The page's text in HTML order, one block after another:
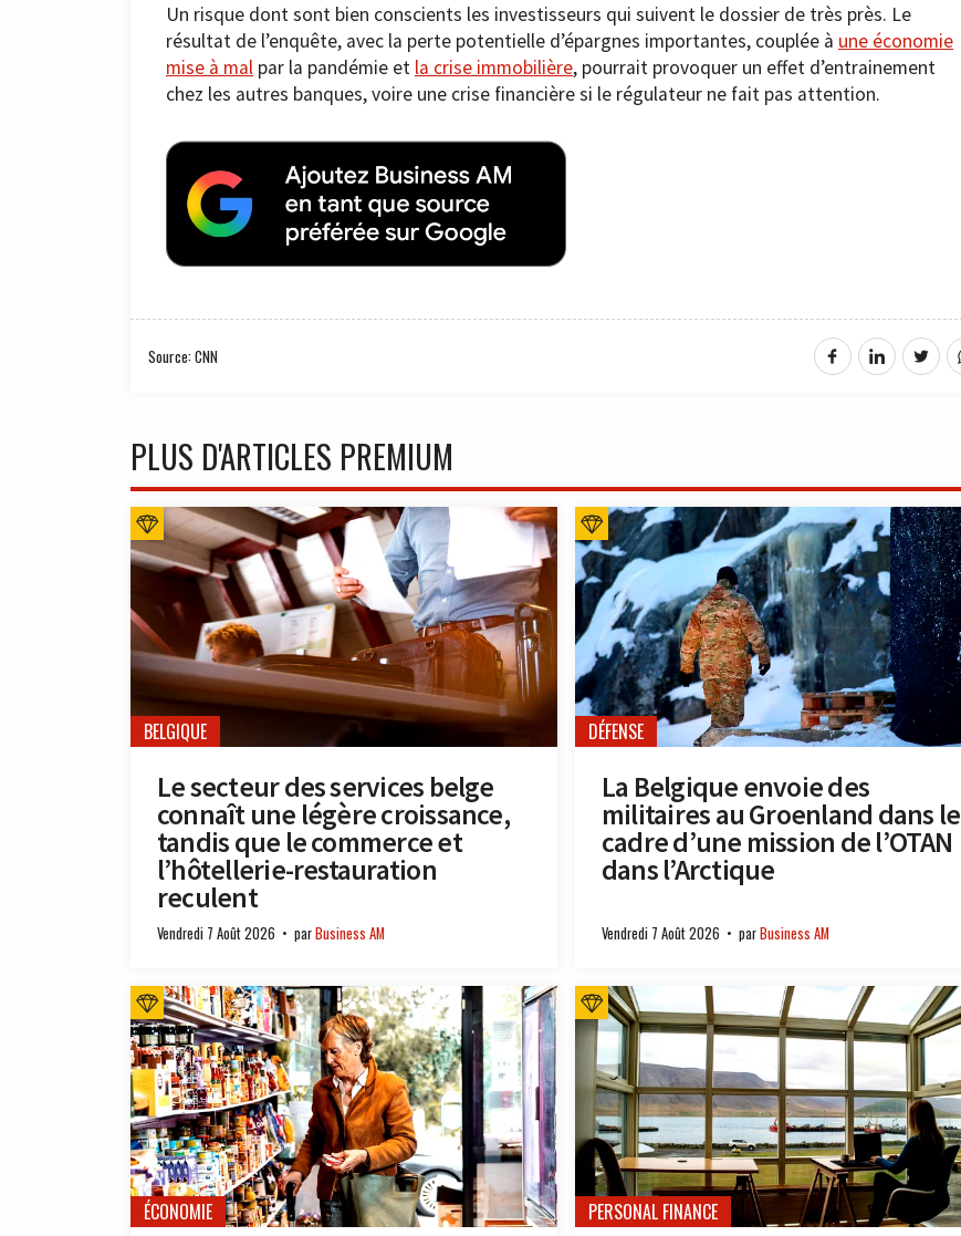
Un risque dont sont bien conscients les investisseurs qui suivent le dossier de très près. Le
résultat de l’enquête, avec la perte potentielle d’épargnes importantes, couplée à une économie
mise à mal par la pandémie et la crise immobilière, pourrait provoquer un effet d’entrainement
chez les autres banques, voire une crise financière si le régulateur ne fait pas attention.
Source: CNN
PLUS D'ARTICLES PREMIUM
BELGIQUE
Le secteur des services belge
connaît une légère croissance,
tandis que le commerce et
l’hôtellerie-restauration
reculent
Vendredi 7 Août 2026 parBusiness AM
DÉFENSE
La Belgique envoie des
militaires au Groenland dans le
cadre d’une mission de l’OTAN
dans l’Arctique
Vendredi 7 Août 2026 parBusiness AM
ÉCONOMIE PERSONAL FINANCE